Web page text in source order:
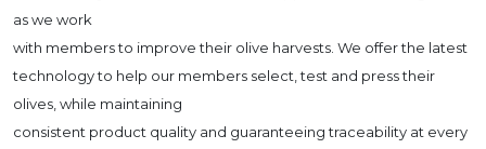
as we work
with members to improve their olive harvests. We offer the latest
technology to help our members select, test and press their
olives, while maintaining
consistent product quality and guaranteeing traceability at every